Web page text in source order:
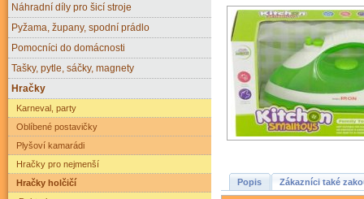
Popis Zákazníci také
Náhradní díly pro šicí stroje
Pyžama, župany, spodní prádlo
Pomocníci do domácnosti
Tašky, pytle, sáčky, magnety
Hračky
Karneval, party
Oblíbené postavičky
Plyšoví kamarádi
Hračky pro nejmenší
Hračky holčičí